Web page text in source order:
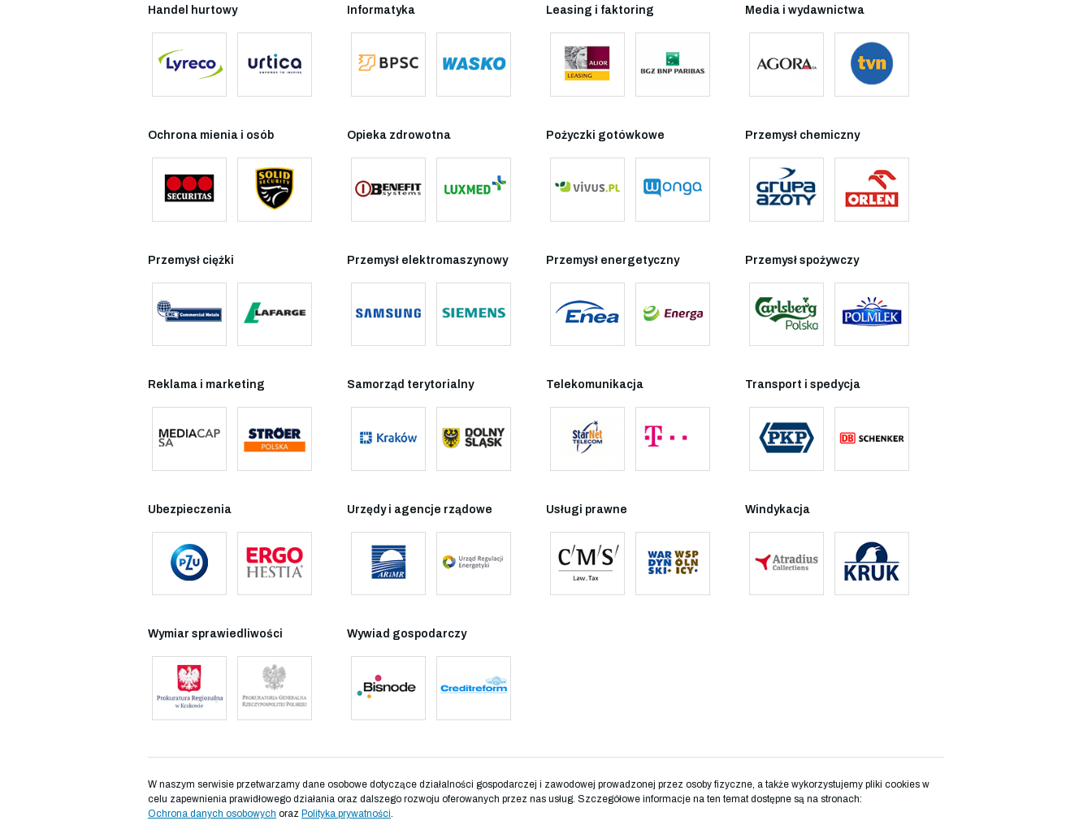
Handel hurtowy Informatyka Leasing i faktoring Media i wydawnictwa
Ochrona mienia i osób Opieka zdrowotna Pożyczki gotówkowe Przemysł chemiczny
Przemysł ciężki Przemysł elektromaszynowy Przemysł energetyczny Przemysł spożywczy
Reklama i marketing Samorząd terytorialny Telekomunikacja Transport i spedycja
Ubezpieczenia Urzędy i agencje rządowe Usługi prawne Windykacja
Wymiar sprawiedliwości Wywiad gospodarczy
W naszym serwisie przetwarzamy dane osobowe dotyczące działalności gospodarczej i zawodowej prowadzonej przez osoby fizyczne, a także wykorzystujemy pliki cookies w
celu zapewnienia prawidłowego działania oraz dalszego rozwoju oferowanych przez nas usług. Szczegółowe informacje na ten temat dostępne są na stronach:
Ochrona danych osobowych oraz Polityka prywatności.